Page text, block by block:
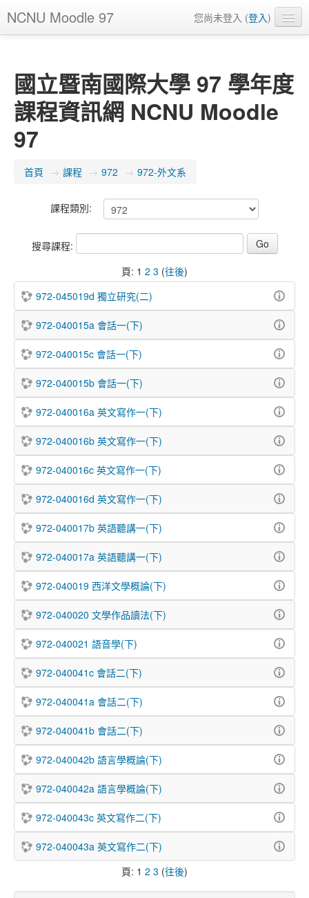
NCNU Moodle 97 您尚未登入 (登入)
國立暨南國際大學 97 學年度
課程資訊網 NCNU Moodle
97
首頁 → 課程 → 972 → 972-外文系
課程類別:
搜尋課程:
頁: 1 2 3 (往後)
972-045019d 獨立研究(二)
972-040015a 會話一(下)
972-040015c 會話一(下)
972-040015b 會話一(下)
972-040016a 英文寫作一(下)
972-040016b 英文寫作一(下)
972-040016c 英文寫作一(下)
972-040016d 英文寫作一(下)
972-040017b 英語聽講一(下)
972-040017a 英語聽講一(下)
972-040019 西洋文學概論(下)
972-040020 文學作品讀法(下)
972-040021 語音學(下)
972-040041c 會話二(下)
972-040041a 會話二(下)
972-040041b 會話二(下)
972-040042b 語言學概論(下)
972-040042a 語言學概論(下)
972-040043c 英文寫作二(下)
972-040043a 英文寫作二(下)
頁: 1 2 3 (往後)